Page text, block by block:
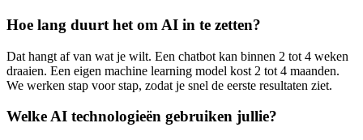
Hoe lang duurt het om AI in te zetten?
Dat hangt af van wat je wilt. Een chatbot kan binnen 2 tot 4 weken
draaien. Een eigen machine learning model kost 2 tot 4 maanden.
We werken stap voor stap, zodat je snel de eerste resultaten ziet.
Welke AI technologieën gebruiken jullie?